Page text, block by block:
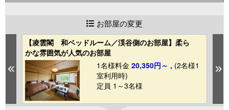
お部屋の変更
Previous
【凌雲閣 和ベッドルーム／渓谷側のお部屋】柔ら
かな雰囲気が人気のお部屋
1名様料金 20,350円～ , (2名様1
室利用時)
定員 1～3名様